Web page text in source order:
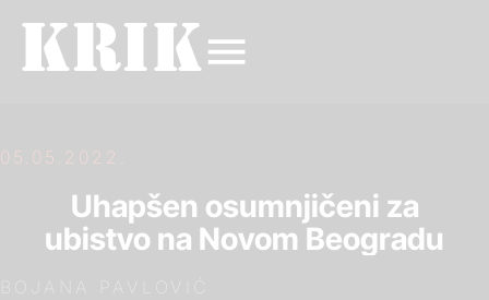
05.05.2022.
Uhapšen osumnjičeni za
ubistvo na Novom Beogradu